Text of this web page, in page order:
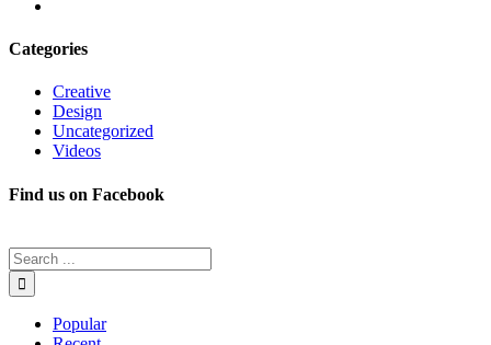
Categories
Creative
Design
Uncategorized
Videos
Find us on Facebook
Popular